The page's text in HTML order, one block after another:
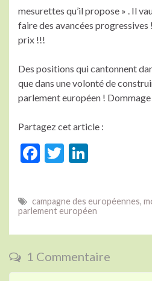
mesurettes qu’il propose » . Il
faire des avancées
prix !!!
Des positions qui cantonnent
que dans une volonté de
parlement européen ! Dommage
Partagez cet article :
F
b
o
o
k
T
itt
er dI
n
campagne des européennes,
parlement européen
1 Commentaire